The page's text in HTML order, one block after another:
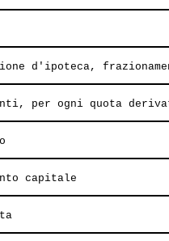
d'ipoteca,
per ogni quota
capitale